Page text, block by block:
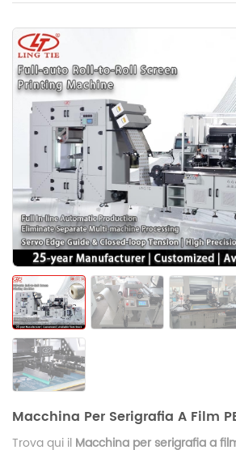
Macchina Per Serigrafia A Film
Trova qui il Macchina per serigrafia a